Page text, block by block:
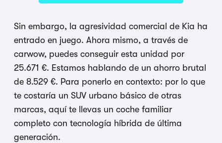
Sin embargo, la agresividad comercial de Kia ha
entrado en juego. Ahora mismo, a través de
carwow, puedes conseguir esta unidad por
25.671 €. Estamos hablando de un ahorro brutal
de 8.529 €. Para ponerlo en contexto: por lo que
te costaría un SUV urbano básico de otras
marcas, aquí te llevas un coche familiar
completo con tecnología híbrida de última
generación.